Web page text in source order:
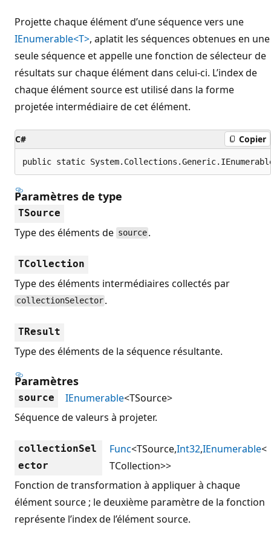
Projette chaque élément d’une séquence vers une
IEnumerable<T>, aplatit les séquences obtenues en une
seule séquence et appelle une fonction de sélecteur de
résultats sur chaque élément dans celui-ci. L’index de
chaque élément source est utilisé dans la forme
projetée intermédiaire de cet élément.
C# Copier
public static
Paramètres de type
TSource
Type des éléments de source .
TCollection
Type des éléments intermédiaires collectés par
collectionSelector .
TResult
Type des éléments de la séquence résultante.
Paramètres
source IEnumerable<TSource>
Séquence de valeurs à projeter.
collectionSel
ector
Func<TSource,Int32,IEnumerable<
TCollection>>
Fonction de transformation à appliquer à chaque
élément source ; le deuxième paramètre de la fonction
représente l’index de l’élément source.